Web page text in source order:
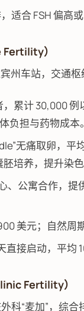
适合 FSH 偏高
）
州车站，交通枢
累计 30,000
负担与药物成本
无痛取卵，平
培养，提升染
、公寓合作，
美元；自然周
接启动，平均
Fertility）
科“麦加”，综合